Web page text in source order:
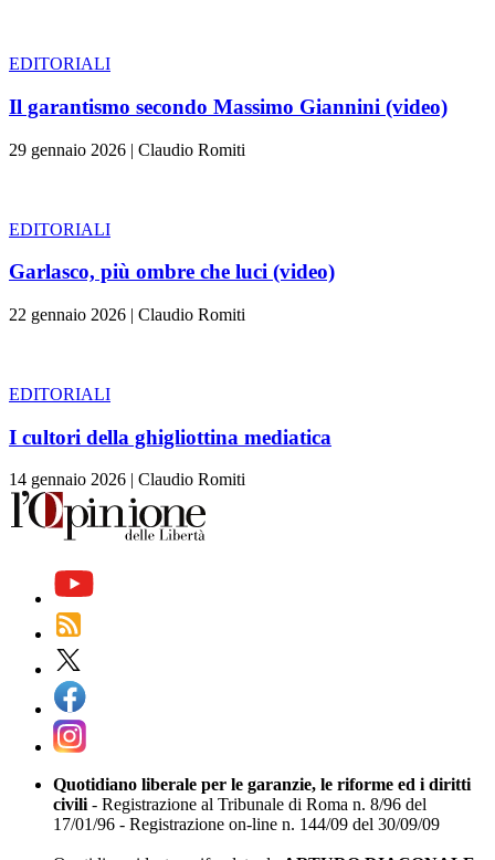
EDITORIALI
Il garantismo secondo Massimo Giannini (video)
29 gennaio 2026 | Claudio Romiti
EDITORIALI
Garlasco, più ombre che luci (video)
22 gennaio 2026 | Claudio Romiti
EDITORIALI
I cultori della ghigliottina mediatica
14 gennaio 2026 | Claudio Romiti
Quotidiano liberale per le garanzie, le riforme ed i diritti
civili- Registrazione al Tribunale di Roma n. 8/96 del
17/01/96 - Registrazione on-line n. 144/09 del 30/09/09